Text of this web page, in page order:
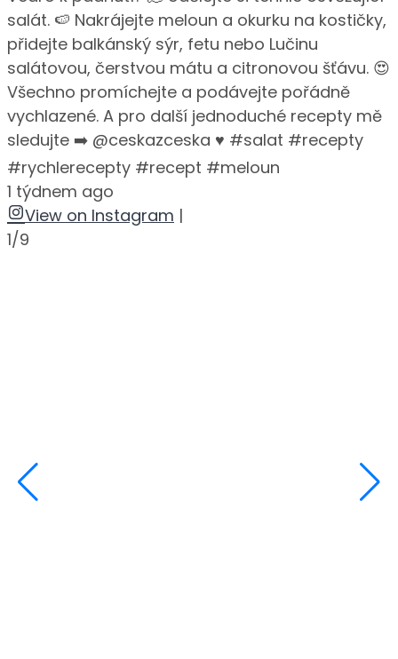
salát. 🍉 Nakrájejte meloun a okurku na kostičky,
přidejte balkánský sýr, fetu nebo Lučinu
salátovou, čerstvou mátu a citronovou šťávu. 😍
Všechno promíchejte a podávejte pořádně
vychlazené. A pro další jednoduché recepty mě
sledujte ➡️ @ceskazceska ♥️ #salat #recepty
#rychlerecepty #recept #meloun
1 týdnem ago
View on Instagram |
1/9